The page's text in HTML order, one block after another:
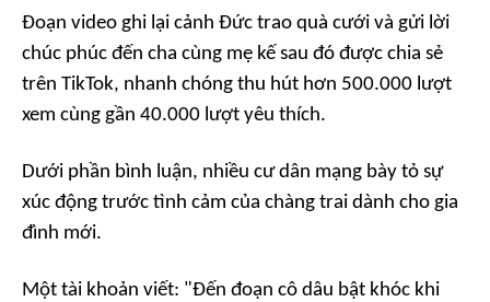
Đoạn video ghi lại cảnh Đức trao quà cưới và gửi lời
chúc phúc đến cha cùng mẹ kế sau đó được chia sẻ
trên TikTok, nhanh chóng thu hút hơn 500.000 lượt
xem cùng gần 40.000 lượt yêu thích.
Dưới phần bình luận, nhiều cư dân mạng bày tỏ sự
xúc động trước tình cảm của chàng trai dành cho gia
đình mới.
Một tài khoản viết: "Đến đoạn cô dâu bật khóc khi